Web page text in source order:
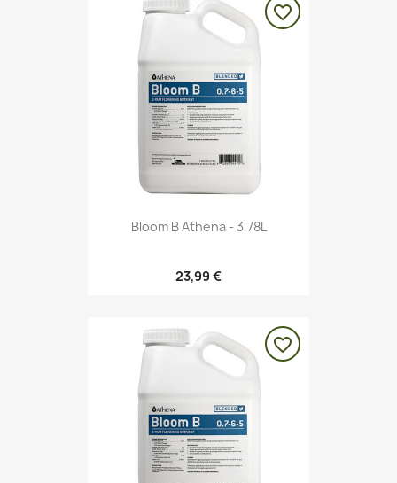
Bloom B Athena - 3,78L
23,99 €
favorite_border
favorite_border